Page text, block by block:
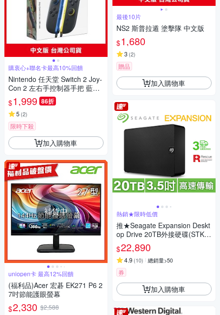
購衷心+聯名卡最高10%回饋
Nintendo 任天堂 Switch 2 Joy-
Con 2 左右手控制器手把 藍色x
淺黃色
$1,999 86折
5 (2)
限時下殺
加入購物車
補貨中
uniopen卡 最高12%回饋
(福利品)Acer 宏碁 EK271 P6 2
7吋節能護眼螢幕
$2,330 $2,588
最後10片
NS2 斯普拉遁 塗擊隊 中文版
$1,680
3 (2)
贈品
加入購物車
熱銷★限時低價
推★Seagate Expansion Deskt
op Drive 20TB外接硬碟(STKP
20000400)
$22,890
4.9 (10) 總銷量>50
券
加入購物車